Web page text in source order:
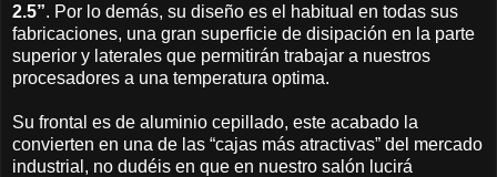
2.5”. Por lo demás, su diseño es el habitual en todas sus
fabricaciones, una gran superficie de disipación en la parte
superior y laterales que permitirán trabajar a nuestros
procesadores a una temperatura optima.
Su frontal es de aluminio cepillado, este acabado la
convierten en una de las “cajas más atractivas” del mercado
industrial, no dudéis en que en nuestro salón lucirá